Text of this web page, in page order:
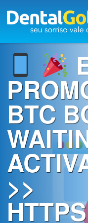
×
Início
Planos
Rede
Credenciada
A
Dental
Gold
Saúde
bucal
BTC
>>